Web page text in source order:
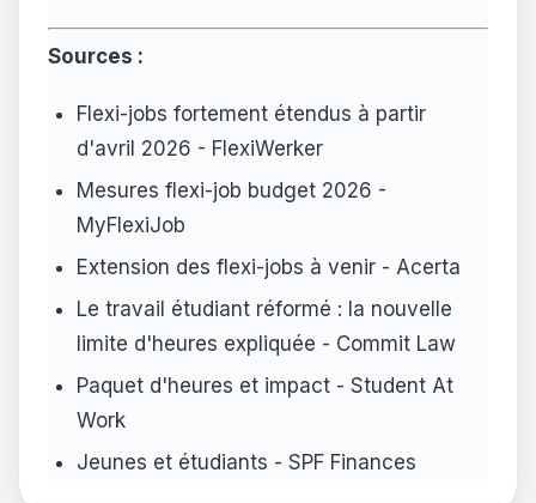
Sources :
Flexi-jobs fortement étendus à partir
d'avril 2026 - FlexiWerker
Mesures flexi-job budget 2026 -
MyFlexiJob
Extension des flexi-jobs à venir - Acerta
Le travail étudiant réformé : la nouvelle
limite d'heures expliquée - Commit Law
Paquet d'heures et impact - Student At
Work
Jeunes et étudiants - SPF Finances